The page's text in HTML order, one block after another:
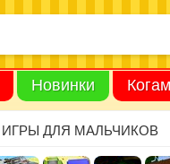
Новинки
ИГРЫ ДЛЯ МАЛЬЧИКОВ